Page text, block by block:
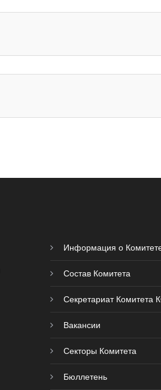
Информация о
Состав Комитета
Секретариат Комитета
Вакансии
Секторы Комитета
Бюллетень